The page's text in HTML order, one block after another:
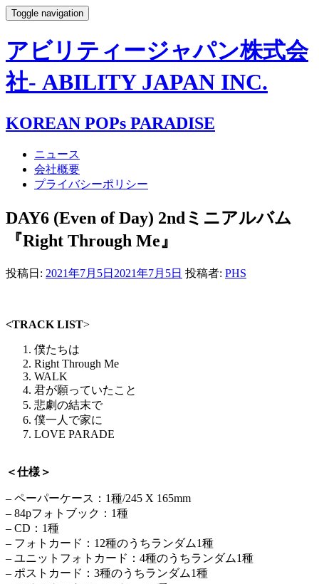
Toggle navigation
アビリティージャパン株式会
社- ABILITY JAPAN INC.
KOREAN POPs PARADISE
ニュース
会社概要
プライバシーポリシー
DAY6 (Even of Day) 2ndミニアルバム
『Right Through Me』
投稿日: 2021年7月5日 2021年7月5日 投稿者: PHS
<TRACK LIST>
僕たちは
Right Through Me
WALK
君が願っていたこと
悲劇の結末で
僕一人で家に
LOVE PARADE
＜仕様＞
– ペーパーケース：1種/245 X 165mm
– 84pフォトブック：1種
– CD：1種
– フォトカード：12種のうちランダム1種
– ユニットフォトカード：4種のうちランダム1種
– ポストカード：3種のうちランダム1種